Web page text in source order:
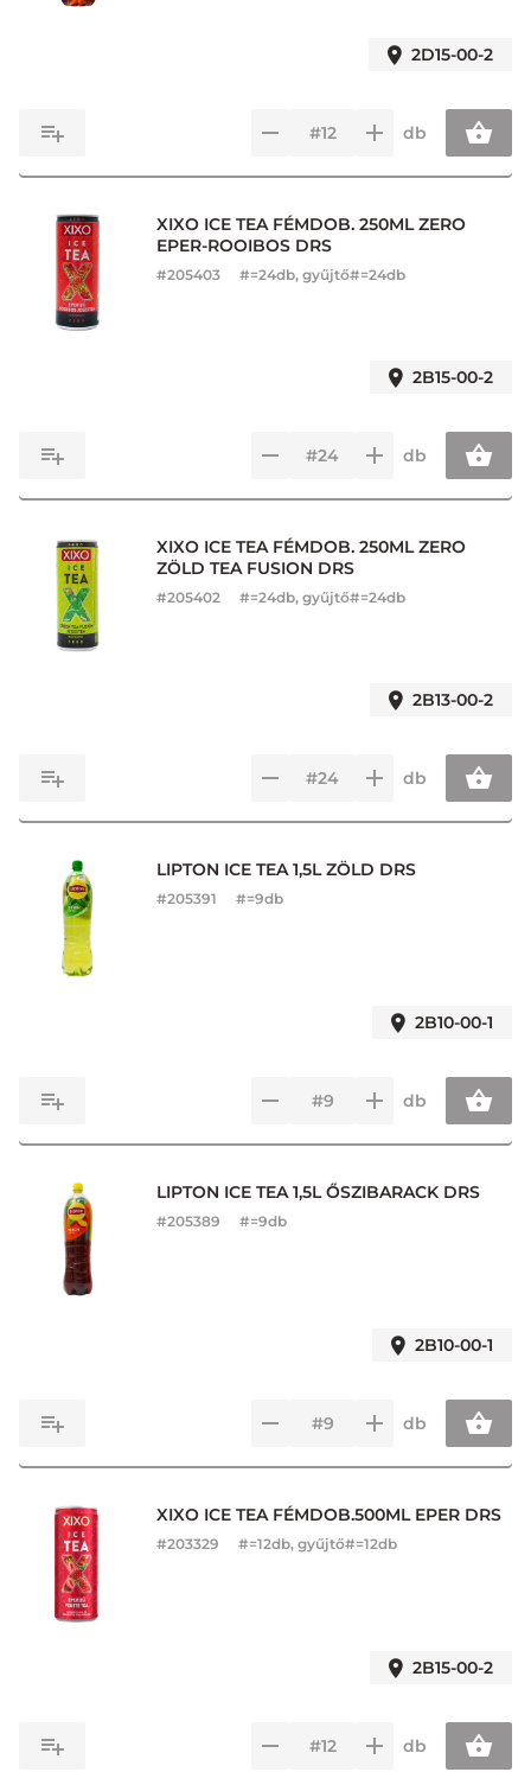
2D15-00-2
db
XIXO ICE TEA FÉMDOB. 250ML ZERO
EPER-ROOIBOS DRS
#205403 #=24db, gyűjtő#=24db
2B15-00-2
db
XIXO ICE TEA FÉMDOB. 250ML ZERO
ZÖLD TEA FUSION DRS
#205402 #=24db, gyűjtő#=24db
2B13-00-2
db
LIPTON ICE TEA 1,5L ZÖLD DRS
#205391 #=9db
2B10-00-1
db
LIPTON ICE TEA 1,5L ŐSZIBARACK DRS
#205389 #=9db
2B10-00-1
db
XIXO ICE TEA FÉMDOB.500ML EPER DRS
#203329 #=12db, gyűjtő#=12db
2B15-00-2
db